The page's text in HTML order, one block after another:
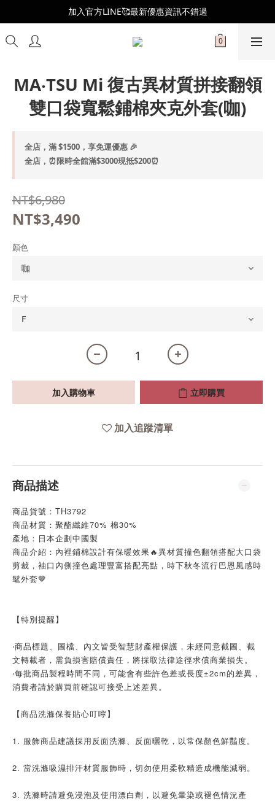
全新會員制度更新👑
加入官方LINE🥰最新優惠資訊不錯過
全新會員制度更新👑
MA‧TSU Mi 復古異材質拼接翻領
雙口袋寬鬆鋪棉夾克外套(咖)
全店，滿 $1500，享免運優惠 🎉
全店，⏰限時全館滿$3000現抵$200⏰
NT$6,980
NT$3,490
顏色
尺寸
加入購物車 立即購買
加入追蹤清單
商品描述
商品貨號：TH3792
商品材質：聚酯纖維70% 棉30%
產地：日本企劃中國製
商品介紹：內裡鋪棉設計有保暖效果🔥異材質撞色翻領搭配大口袋
剪裁，袖口內側撞色處理豐富搭配亮點，時下秋冬流行巴恩風感時
髦外套🤎
【特別提醒】
‧商品標題、圖檔、內文皆受智慧財產權保護，未經同意截圖、截
文轉載者，需負損害賠償責任，將採取法律途徑求償商業損失。
‧每批商品製程時間不同，可能會有些許色差或長度±2cm的差異，
消費者請於購買前確認可接受上述差異。
【商品洗滌保養貼心叮嚀】
1. 服飾商品建議採用反面洗滌、反面曬乾，以常保顏色鮮豔度。
2. 當洗滌吸濕排汗材質服飾時，切勿使用柔軟精造成機能減弱。
3. 洗滌時請避免浸泡及使用漂白劑，以避免暈染或褪色情況產